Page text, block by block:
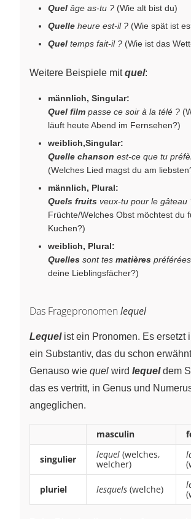
Quel âge as-tu ? (Wie alt bist du)
Quelle heure est-il ? (Wie spät ist
Quel temps fait-il ? (Wie ist das
Weitere Beispiele mitquel:
männlich, Singular:
Quel film passe ce soir à la télé ?
läuft heute Abend im Fernsehen?)
weiblich,Singular:
Quelle chanson est-ce que tu
(Welches Lied magst du am
männlich, Plural:
Quels fruits veux-tu pour le gâteau
Früchte/Welches Obst möchtest du
Kuchen?)
weiblich, Plural:
Quelles sont tes matières
deine Lieblingsfächer?)
Das Fragepronomen lequel
Lequelist ein Pronomen. Es ersetzt
ein Substantiv, das du schon
Genauso wie quel wird lequeldem
das es vertritt, in Genus und
angeglichen.
masculin
singulier lequel (welches,
welcher)
pluriel lesquels (welche)